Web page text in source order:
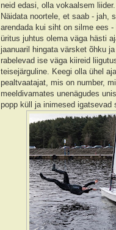
neid edasi, olla vokaalsem
Näidata noortele, et saab - jah,
arendada kui siht on silme ees
üritus juhtus olema väga hästi
jaanuaril hingata värsket õhku
rabelevad ise väga kiireid
teisejärguline. Keegi olla ühel
pealtvaatajat, mis on number,
meeldivamates unenägudes
popp küll ja inimesed igatsevad